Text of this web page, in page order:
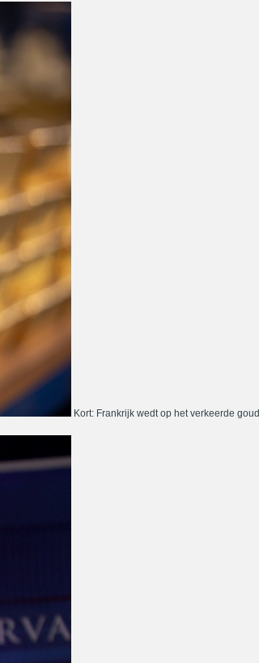
Kort: Frankrijk wedt op het verkeerde goud